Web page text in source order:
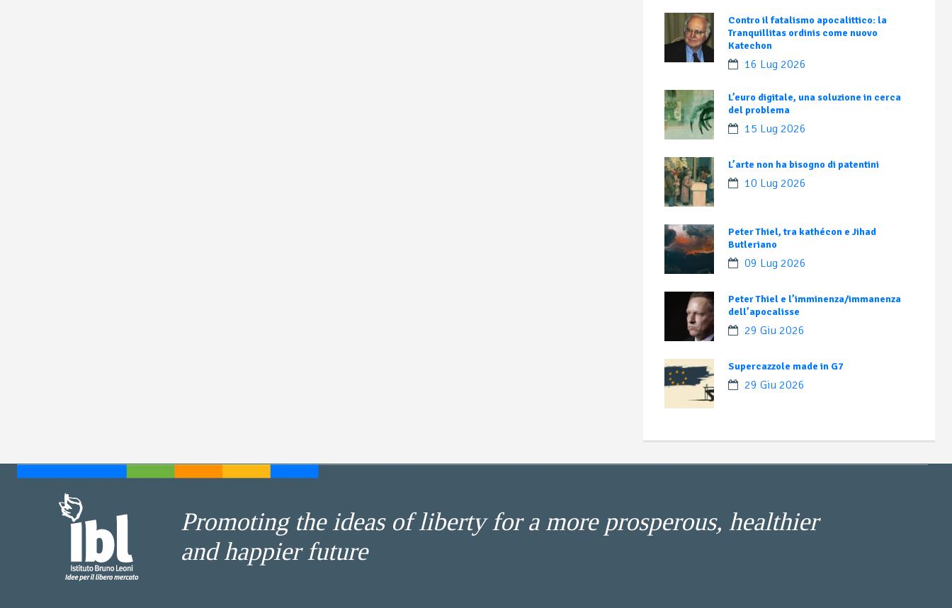
Contro il fatalismo apocalittico: la
Tranquillitas ordinis come nuovo
Katechon
16 Lug 2026
L’euro digitale, una soluzione in cerca
del problema
15 Lug 2026
L’arte non ha bisogno di patentini
10 Lug 2026
Peter Thiel, tra kathécon e Jihad
Butleriano
09 Lug 2026
Peter Thiel e l’imminenza/immanenza
dell’apocalisse
29 Giu 2026
Supercazzole made in G7
29 Giu 2026
Promoting the ideas of liberty for a more prosperous, healthier
and happier future